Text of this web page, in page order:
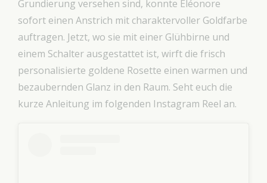
Grundierung versehen sind, konnte Eléonore
sofort einen Anstrich mit charaktervoller Goldfarbe
auftragen. Jetzt, wo sie mit einer Glühbirne und
einem Schalter ausgestattet ist, wirft die frisch
personalisierte goldene Rosette einen warmen und
bezaubernden Glanz in den Raum. Seht euch die
kurze Anleitung im folgenden Instagram Reel an.